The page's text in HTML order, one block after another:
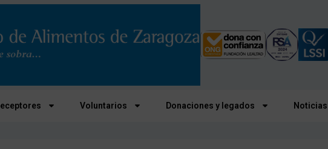
Voluntarios Donaciones y legados Noticias